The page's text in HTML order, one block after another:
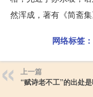
然浑成，著有《简斋集
网络标签：
上一篇
“赋诗老不工”的出处